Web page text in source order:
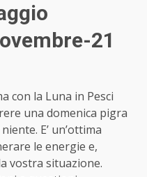
21
con la Luna in Pesci
una domenica pigra
E’ un’ottima
le energie e,
vostra situazione.